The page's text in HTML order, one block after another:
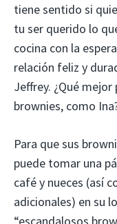
tiene sentido si
tu ser querido lo
cocina con la
relación feliz y
Jeffrey. ¿Qué
brownies, como
Para que sus
puede tomar una
café y nueces (así
adicionales) en su
“escandalosos